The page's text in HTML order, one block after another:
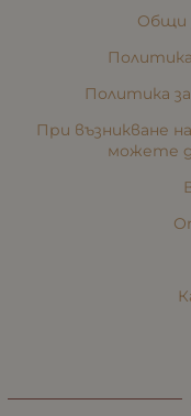
Общи
Политика
При възникване
можете